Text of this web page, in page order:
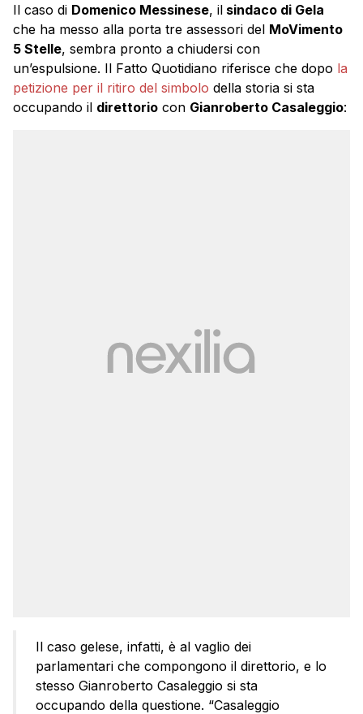
Il caso di Domenico Messinese, il sindaco di Gela
che ha messo alla porta tre assessori del MoVimento
5 Stelle, sembra pronto a chiudersi con
un’espulsione. Il Fatto Quotidiano riferisce che dopo la
petizione per il ritiro del simbolo della storia si sta
occupando il direttorio con Gianroberto Casaleggio:
Il caso gelese, infatti, è al vaglio dei
parlamentari che compongono il direttorio, e lo
stesso Gianroberto Casaleggio si sta
occupando della questione. “Casaleggio